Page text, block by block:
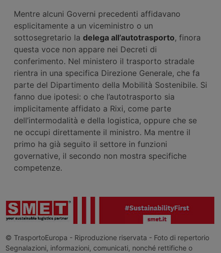
Mentre alcuni Governi precedenti affidavano
esplicitamente a un viceministro o un
sottosegretario la delega all’autotrasporto, finora
questa voce non appare nei Decreti di
conferimento. Nel ministero il trasporto stradale
rientra in una specifica Direzione Generale, che fa
parte del Dipartimento della Mobilità Sostenibile. Si
fanno due ipotesi: o che l’autotrasporto sia
implicitamente affidato a Rixi, come parte
dell’intermodalità e della logistica, oppure che se
ne occupi direttamente il ministro. Ma mentre il
primo ha già seguito il settore in funzioni
governative, il secondo non mostra specifiche
competenze.
© TrasportoEuropa - Riproduzione riservata - Foto di repertorio
Segnalazioni, informazioni, comunicati, nonché rettifiche o